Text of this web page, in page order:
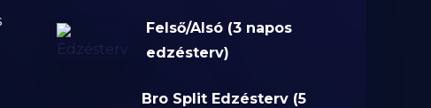
Felső/Alsó (3 napos
edzésterv)
Bro Split Edzésterv (5